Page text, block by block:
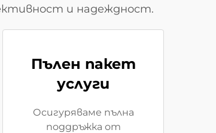
и надеждност.
Пълен пакет
услуги
Осигуряваме пълна
поддръжка от